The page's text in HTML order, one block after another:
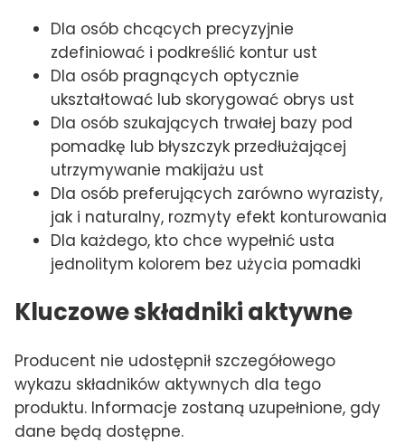
Dla osób chcących precyzyjnie
zdefiniować i podkreślić kontur ust
Dla osób pragnących optycznie
ukształtować lub skorygować obrys ust
Dla osób szukających trwałej bazy pod
pomadkę lub błyszczyk przedłużającej
utrzymywanie makijażu ust
Dla osób preferujących zarówno wyrazisty,
jak i naturalny, rozmyty efekt konturowania
Dla każdego, kto chce wypełnić usta
jednolitym kolorem bez użycia pomadki
Kluczowe składniki aktywne
Producent nie udostępnił szczegółowego
wykazu składników aktywnych dla tego
produktu. Informacje zostaną uzupełnione, gdy
dane będą dostępne.